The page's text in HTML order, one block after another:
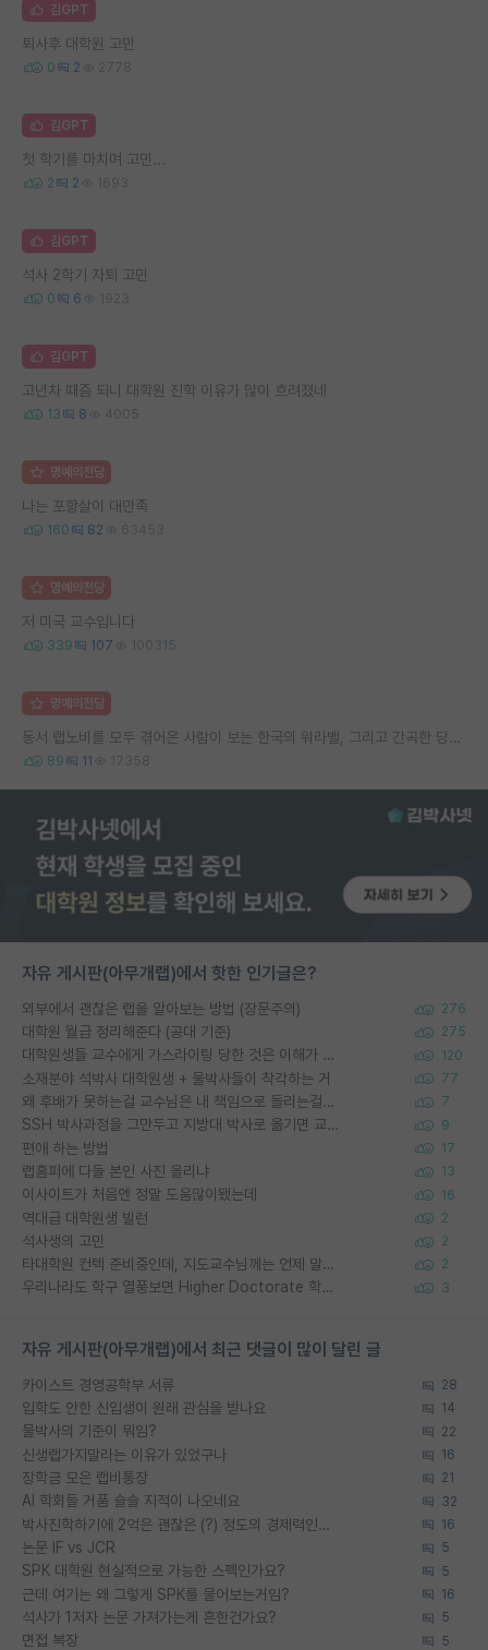
김GPT
퇴사후 대학원 고민
0 2 2778
김GPT
첫 학기를 마치며 고민...
2 2 1693
김GPT
석사 2학기 자퇴 고민
0 6 1923
김GPT
고년차 때즘 되니 대학원 진학 이유가 많이 흐려졌네
13 8 4005
명예의전당
나는 포항살이 대만족
160 82 63453
명예의전당
저 미국 교수입니다
339 107 100315
명예의전당
동서 랩노비를 모두 겪어온 사람이 보는 한국의 워라밸, 그리고 간곡한 당부의 말씀
89 11 17358
자유 게시판(아무개랩)에서 핫한 인기글은?
외부에서 괜찮은 랩을 알아보는 방법 (장문주의) 276
대학원 월급 정리해준다 (공대 기준) 275
대학원생들 교수에게 가스라이팅 당한 것은 이해가 갑니다. 안타깝네요. 120
소재분야 석박사 대학원생 + 물박사들이 착각하는 거 77
왜 후배가 못하는걸 교수님은 내 책임으로 돌리는걸까요? 7
SSH 박사과정을 그만두고 지방대 박사로 옮기면 교수의 꿈은 끝일까요? 9
편애 하는 방법 17
랩홈피에 다들 본인 사진 올리냐 13
이사이트가 처음엔 정말 도움많이됐는데 16
역대급 대학원생 빌런 2
석사생의 고민 2
타대학원 컨텍 준비중인데, 지도교수님께는 언제 말씀드려야 할까요? 2
우리나라도 학구 열풍보면 Higher Doctorate 학위가 필요하다고 봅니다. 3
자유 게시판(아무개랩)에서 최근 댓글이 많이 달린 글
카이스트 경영공학부 서류 28
입학도 안한 신입생이 원래 관심을 받나요 14
물박사의 기준이 뭐임? 22
신생랩가지말라는 이유가 있었구나 16
장학금 모은 랩비통장 21
AI 학회들 거품 슬슬 지적이 나오네요 32
박사진학하기에 2억은 괜찮은 (?) 정도의 경제력인가요 16
논문 IF vs JCR 5
SPK 대학원 현실적으로 가능한 스펙인가요? 5
근데 여기는 왜 그렇게 SPK를 물어보는거임? 16
석사가 1저자 논문 가져가는게 흔한건가요? 5
면접 복장 5